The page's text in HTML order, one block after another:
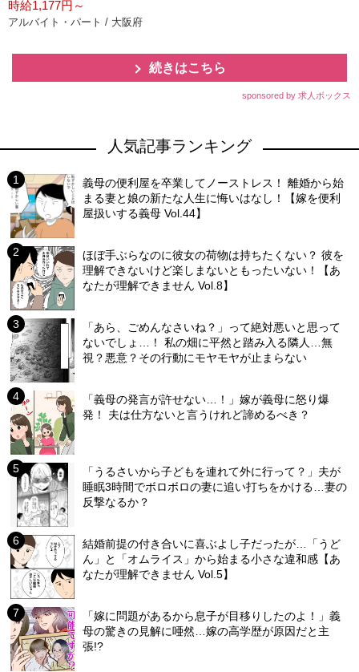
時給1,177円～
アルバイト・パート / 大阪府
続きはこちら
sponsored by 求人ボックス
人気記事ランキング
義母の便利屋を卒業してノーストレス！ 離婚から始
まる妻と娘の新たな人生に悔いはなし！【嫁を便利
屋扱いする義母 Vol.44】
ほぼ手ぶらなのに彼女の荷物は持ちたくない？ 彼を
理解できないけど楽しまないともったいない！【あ
なたが理解できません Vol.8】
「あら、ごめんなさいね？」って絶対悪いと思って
ないでしょ…！ 私の畑に平然と踏み入る隣人…無
視？悪意？その行動にモヤモヤが止まらない
「義母の発言が許せない…！」嫁が義母に怒り爆
発！ 夫は仕方ないと言うけれど諦めるべき？
「うるさいから子どもを連れて外に行って？」夫が
睡眠3時間でボロボロの妻に追い打ちをかける…妻の
反撃なるか？
結婚前提の付き合いに喜ぶよし子だったが…「うど
ん」と「オムライス」から始まる小さな違和感【あ
なたが理解できません Vol.5】
「嫁に問題があるから息子が目移りしたのよ！」義
母の驚きの見解に唖然…嫁の高学歴が原因だと主
張!?